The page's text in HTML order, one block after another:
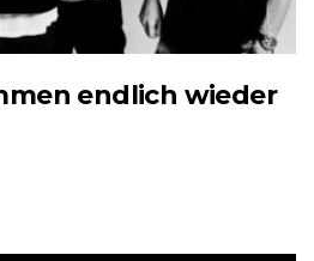
endlich wieder